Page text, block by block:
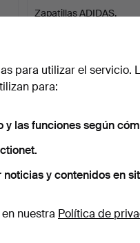
Zapatillas ADIDAS.
22 USD
para utilizar el servicio.
para:
y las funciones según
y contenidos en
nuestra Política de